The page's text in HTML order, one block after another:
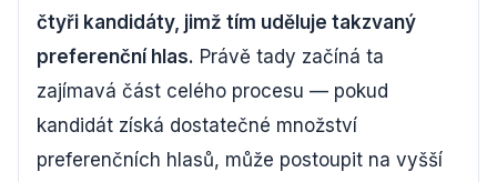
čtyři kandidáty, jimž tím uděluje takzvaný
preferenční hlas. Právě tady začíná ta
zajímavá část celého procesu — pokud
kandidát získá dostatečné množství
preferenčních hlasů, může postoupit na vyšší